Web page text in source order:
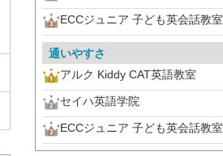
ECCジュニア 子ども英会話教室
通いやすさ
アルク Kiddy CAT英語教室
セイハ英語学院
ECCジュニア 子ども英会話教室